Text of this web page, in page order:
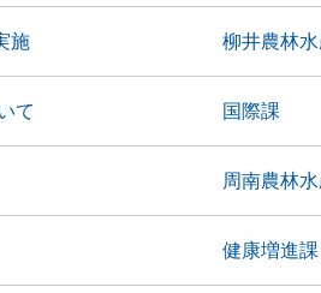
施 柳井農林
て 国際課
周南農林
健康増進課